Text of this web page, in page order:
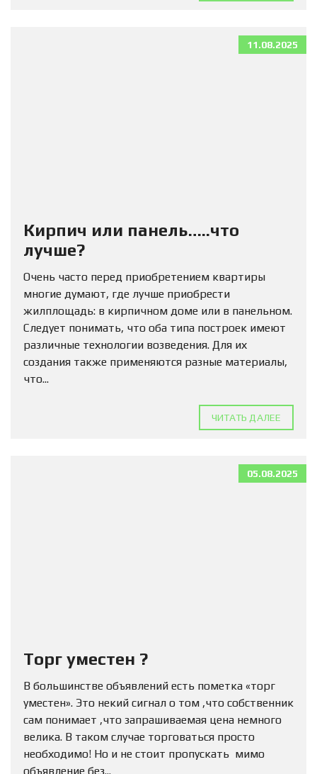
11.08.2025
Кирпич или панель…..что
лучше?
Очень часто перед приобретением квартиры
многие думают, где лучше приобрести
жилплощадь: в кирпичном доме или в панельном.
Следует понимать, что оба типа построек имеют
различные технологии возведения. Для их
создания также применяются разные материалы,
что...
ЧИТАТЬ ДАЛЕЕ
05.08.2025
Торг уместен ?
В большинстве объявлений есть пометка «торг
уместен». Это некий сигнал о том ,что собственник
сам понимает ,что запрашиваемая цена немного
велика. В таком случае торговаться просто
необходимо! Но и не стоит пропускать мимо
объявление без...